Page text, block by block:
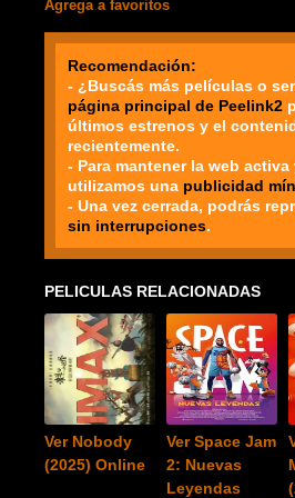
Agrega a favoritos
Recomendación:
- ¿Buscás más películas o
página principal de Peelink2
últimos estrenos y el
recientemente.
- Para mantener la web
utilizamos una publicidad
- Una vez cerrada, podrás
sin interrupciones.
PELICULAS RELACIONADAS
Ver Nobody
(2025) Online
Ver Space Jam
2: Nuevas
Leyendas